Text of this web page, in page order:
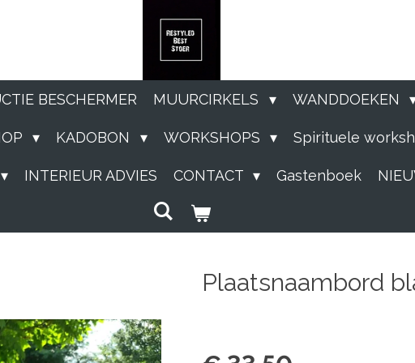
BESCHERMER MUURCIRKELS WANDDOEKEN
KADOBON WORKSHOPS Spirituele
INTERIEUR ADVIES CONTACT Gastenboek
Plaatsnaambord